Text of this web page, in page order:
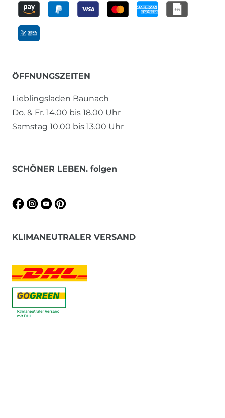
ÖFFNUNGSZEITEN
Lieblingsladen Baunach
Do. & Fr. 14.00 bis 18.00 Uhr
Samstag 10.00 bis 13.00 Uhr
SCHÖNER LEBEN. folgen
KLIMANEUTRALER VERSAND